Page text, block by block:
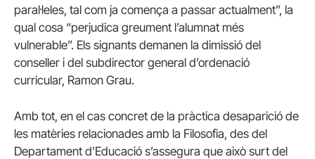
paral·leles, tal com ja comença a passar actualment”, la
qual cosa “perjudica greument l’alumnat més
vulnerable”. Els signants demanen la dimissió del
conseller i del subdirector general d’ordenació
curricular, Ramon Grau.
Amb tot, en el cas concret de la pràctica desaparició de
les matèries relacionades amb la Filosofia, des del
Departament d’Educació s’assegura que això surt del